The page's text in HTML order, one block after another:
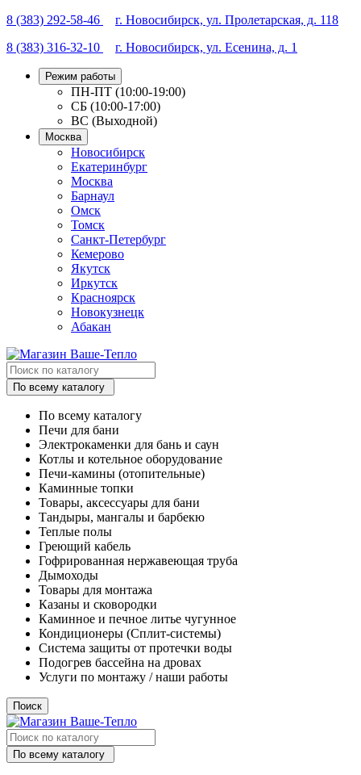
8 (383) 292-58-46
г. Новосибирск, ул. Пролетарская, д. 118
8 (383) 316-32-10
г. Новосибирск, ул. Есенина, д. 1
Режим работы
ПН-ПТ (10:00-19:00)
СБ (10:00-17:00)
ВС (Выходной)
Москва
Новосибирск
Екатеринбург
Москва
Барнаул
Омск
Томск
Санкт-Петербург
Кемерово
Якутск
Иркутск
Красноярск
Новокузнецк
Абакан
По всему каталогу
По всему каталогу
Печи для бани
Электрокаменки для бань и саун
Котлы и котельное оборудование
Печи-камины (отопительные)
Каминные топки
Товары, аксессуары для бани
Тандыры, мангалы и барбекю
Теплые полы
Греющий кабель
Гофрированная нержавеющая труба
Дымоходы
Товары для монтажа
Казаны и сковородки
Каминное и печное литье чугунное
Кондиционеры (Сплит-системы)
Система защиты от протечки воды
Подогрев бассейна на дровах
Услуги по монтажу / наши работы
Поиск
По всему каталогу